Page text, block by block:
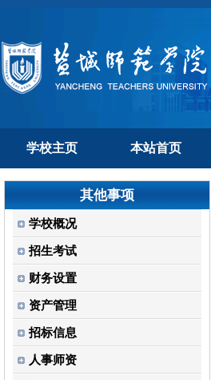
学校主页 本站首页
其他事项
学校概况
招生考试
财务设置
资产管理
招标信息
人事师资